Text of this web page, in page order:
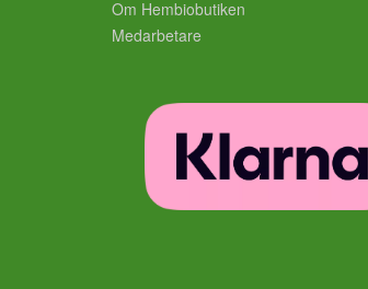
Om Hembiobutiken
Medarbetare